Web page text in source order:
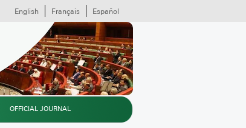
Español
Français
English
OFFICIAL JOURNAL